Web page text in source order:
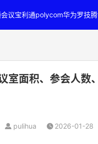
议宝利通polycom华为罗技
室面积、参会人数
pulihua 2026-01-28